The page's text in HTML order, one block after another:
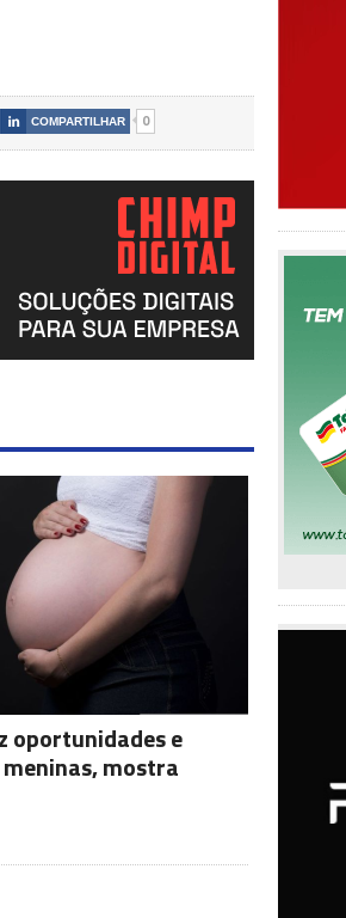
 COMPARTILHAR 0
oportunidades e
mostra